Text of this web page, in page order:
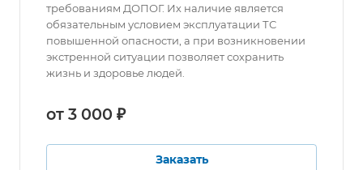
требованиям ДОПОГ. Их наличие является
обязательным условием эксплуатации ТС
повышенной опасности, а при возникновении
экстренной ситуации позволяет сохранить
жизнь и здоровье людей.
от 3 000 ₽
Заказать